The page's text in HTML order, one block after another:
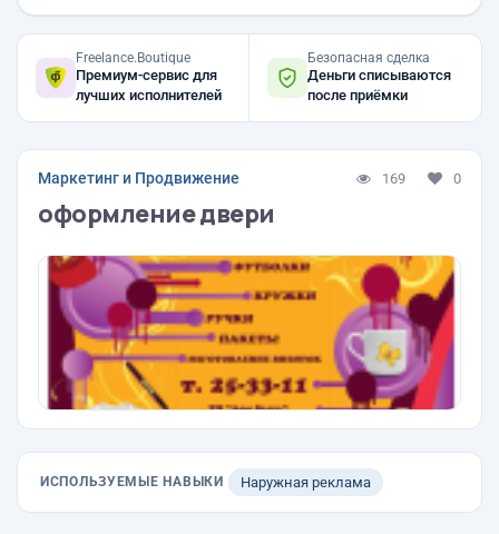
Freelance.Boutique
Премиум-сервис для
лучших исполнителей
Безопасная сделка
Деньги списываются
после приёмки
Маркетинг и Продвижение 169 0
оформление двери
ИСПОЛЬЗУЕМЫЕ НАВЫКИ Наружная реклама